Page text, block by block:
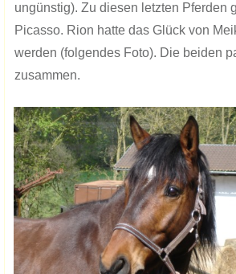
ungünstig). Zu diesen letzten Pferden
Picasso. Rion hatte das Glück von
werden (folgendes Foto). Die beiden
zusammen.